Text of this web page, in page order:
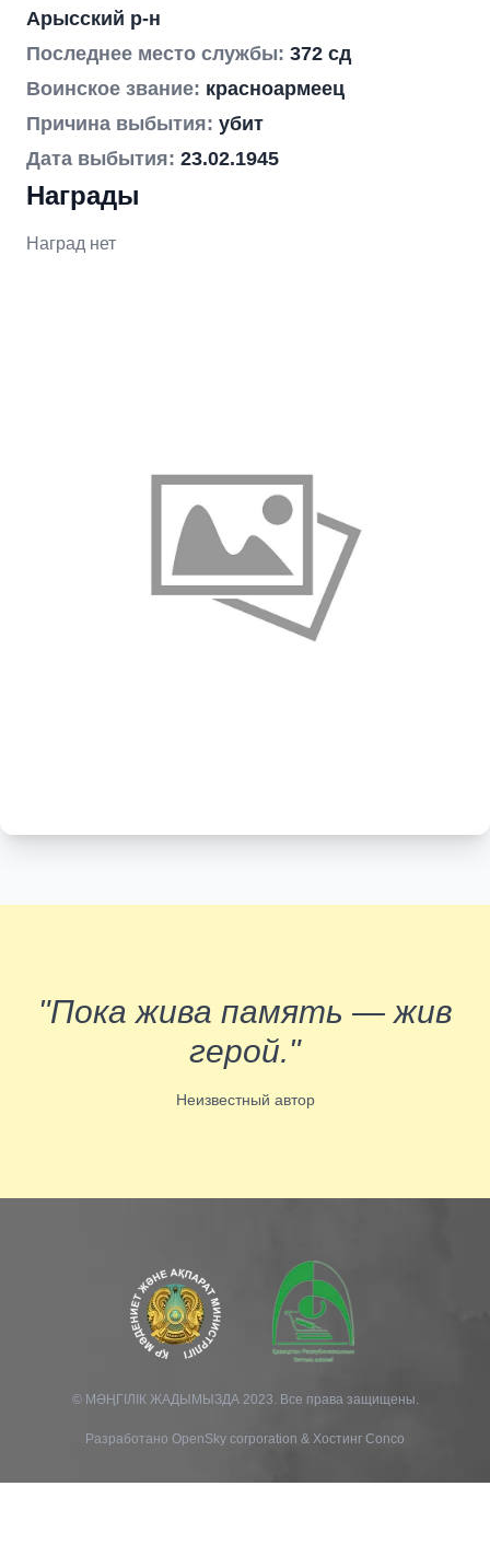
Арысский р-н
Последнее место службы: 372 сд
Воинское звание: красноармеец
Причина выбытия: убит
Дата выбытия: 23.02.1945
Награды
Наград нет
"Пока жива память — жив
герой."
Неизвестный автор
© МӘҢГІЛІК ЖАДЫМЫЗДА 2023. Все права защищены.
Разработано OpenSky corporation & Хостинг Conco